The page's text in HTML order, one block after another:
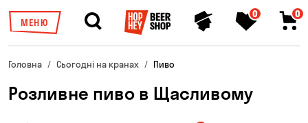
МЕНЮ
0 0
Головна Сьогодні на кранах Пиво
Розливне пиво в Щасливому